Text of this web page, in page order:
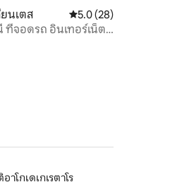
นเตส คะแนนเฉลี่ย 5.0 จาก
5.0 (28)
ที่จอดรถ อินเทอร์เน็ต
าโกเดเกเรตาโร